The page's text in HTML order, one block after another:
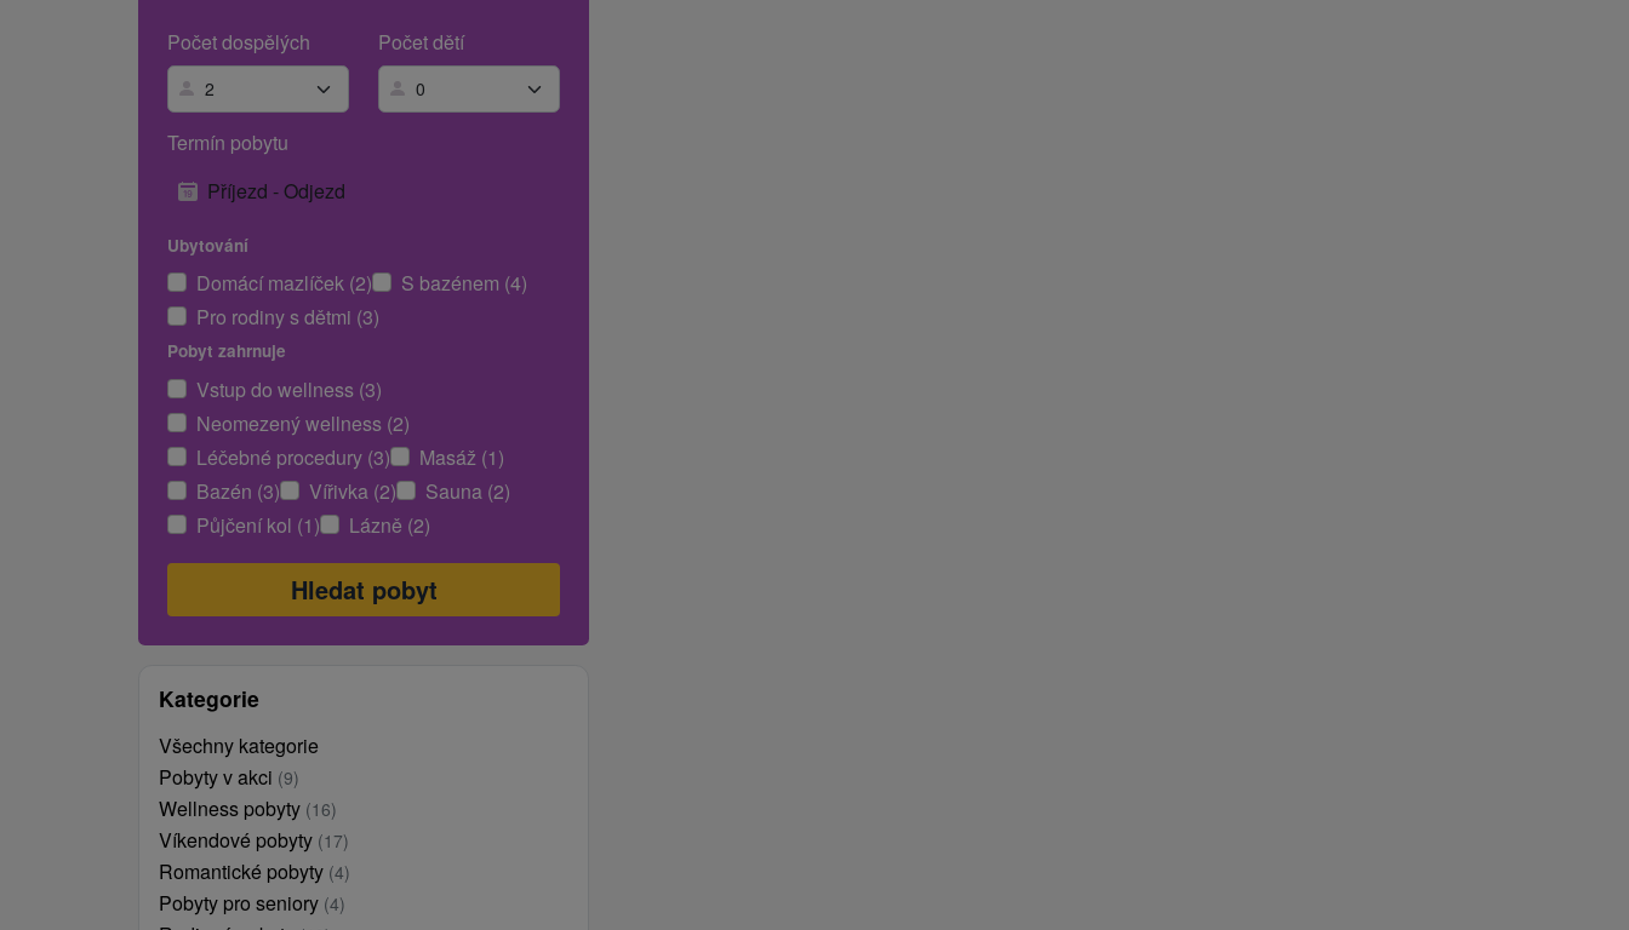
Počet dospělých
Počet dětí
Termín pobytu
Příjezd - Odjezd
Ubytování
Domácí mazlíček (2)
S bazénem (4)
Pro rodiny s dětmi (3)
Pobyt zahrnuje
Vstup do wellness (3)
Neomezený wellness (2)
Léčebné procedury (3)
Masáž (1)
Bazén (3)
Vířivka (2)
Sauna (2)
Půjčení kol (1)
Lázně (2)
Kategorie
Všechny kategorie
Pobyty v akci (9)
Wellness pobyty (16)
Víkendové pobyty (17)
Romantické pobyty (4)
Pobyty pro seniory (4)